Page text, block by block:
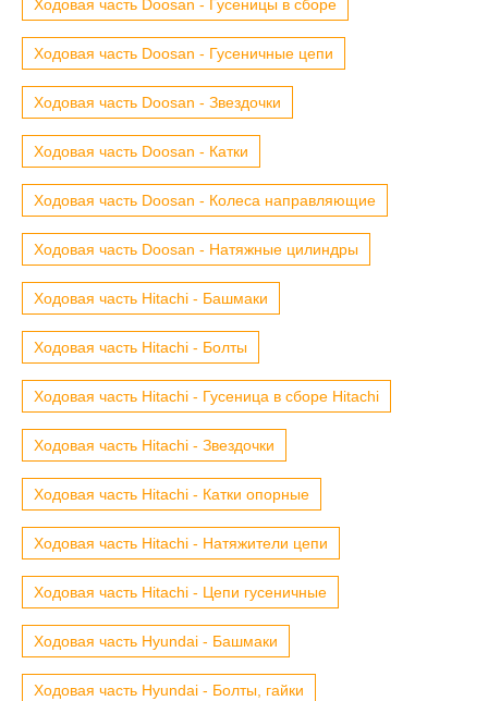
Ходовая часть Doosan - Гусеницы в сборе
Ходовая часть Doosan - Гусеничные цепи
Ходовая часть Doosan - Звездочки
Ходовая часть Doosan - Катки
Ходовая часть Doosan - Колеса направляющие
Ходовая часть Doosan - Натяжные цилиндры
Ходовая часть Hitachi - Башмаки
Ходовая часть Hitachi - Болты
Ходовая часть Hitachi - Гусеница в сборе Hitachi
Ходовая часть Hitachi - Звездочки
Ходовая часть Hitachi - Катки опорные
Ходовая часть Hitachi - Натяжители цепи
Ходовая часть Hitachi - Цепи гусеничные
Ходовая часть Hyundai - Башмаки
Ходовая часть Hyundai - Болты, гайки